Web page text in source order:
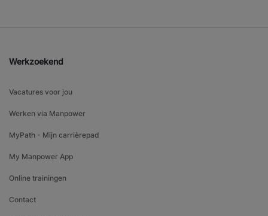
Werkzoekend
Vacatures voor jou
Werken via Manpower
MyPath - Mijn carrièrepad
My Manpower App
Online trainingen
Contact